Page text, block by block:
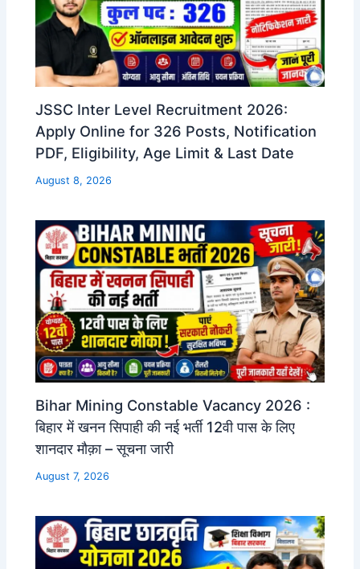
JSSC Inter Level Recruitment 2026:
Apply Online for 326 Posts, Notification
PDF, Eligibility, Age Limit & Last Date
August 8, 2026
Bihar Mining Constable Vacancy 2026 :
बिहार में खनन सिपाही की नई भर्ती 12वी पास के लिए
शानदार मौक़ा – सूचना जारी
August 7, 2026